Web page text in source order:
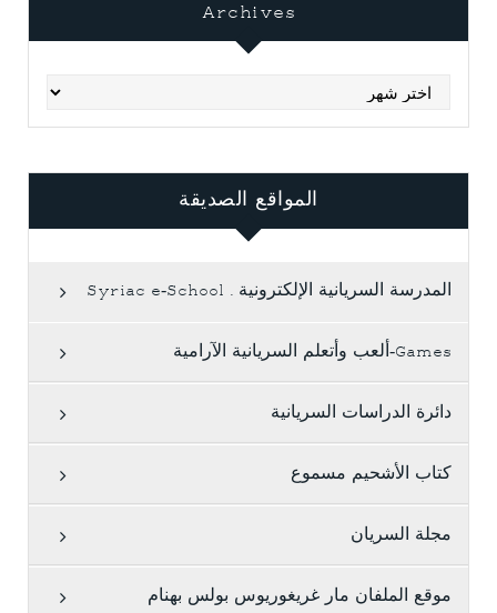
Archives
Archives
المواقع الصديقة
المدرسة السريانية الإلكترونية . Syriac e-School
Games-ألعب وأتعلم السريانية الآرامية
دائرة الدراسات السريانية
كتاب الأشحيم مسموع
مجلة السريان
موقع الملفان مار غريغوريوس بولس بهنام